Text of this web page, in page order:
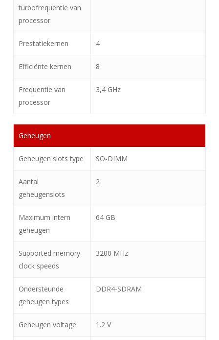
turbofrequentie van
processor
Prestatiekernen 4
Efficiënte kernen 8
Frequentie van
processor
3,4 GHz
Geheugen
Geheugen slots type SO-DIMM
Aantal
geheugenslots
2
Maximum intern
geheugen
64 GB
Supported memory
clock speeds
3200 MHz
Ondersteunde
geheugen types
DDR4-SDRAM
Geheugen voltage 1.2 V